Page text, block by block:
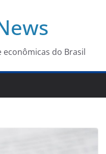
econômicas do Brasil